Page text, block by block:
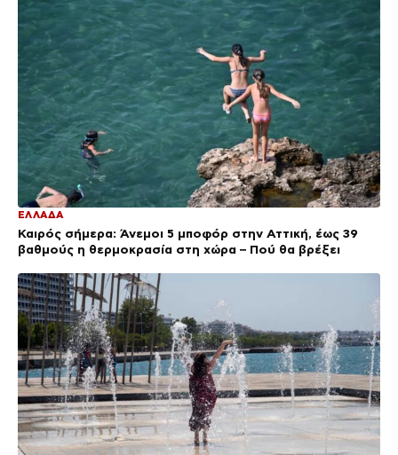
ΕΛΛΑΔΑ
Καιρός σήμερα: Άνεμοι 5 μποφόρ στην Αττική, έως 39
βαθμούς η θερμοκρασία στη χώρα – Πού θα βρέξει